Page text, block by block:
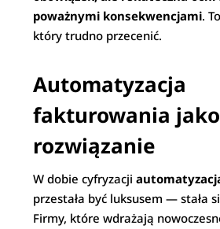
poważnymi konsekwencjami.
który trudno przecenić.
Automatyzacja
fakturowania jako
rozwiązanie
W dobie cyfryzacji
przestała być luksusem — stała
Firmy, które wdrażają